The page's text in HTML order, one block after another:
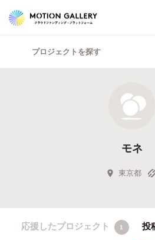
プロジェクトを探す
モネ
東京都
応援したプロジェクト 1 投